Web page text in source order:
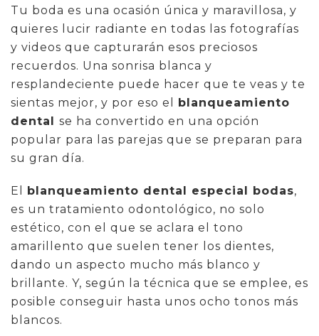
Tu boda es una ocasión única y maravillosa, y
quieres lucir radiante en todas las fotografías
y videos que capturarán esos preciosos
recuerdos. Una sonrisa blanca y
resplandeciente puede hacer que te veas y te
sientas mejor, y por eso el blanqueamiento
dental se ha convertido en una opción
popular para las parejas que se preparan para
su gran día.
El blanqueamiento dental especial bodas,
es un tratamiento odontológico, no solo
estético, con el que se aclara el tono
amarillento que suelen tener los dientes,
dando un aspecto mucho más blanco y
brillante. Y, según la técnica que se emplee, es
posible conseguir hasta unos ocho tonos más
blancos.